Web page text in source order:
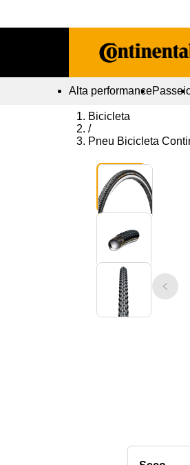
Alta performance
Bicicleta
/
Pneu Bicicleta